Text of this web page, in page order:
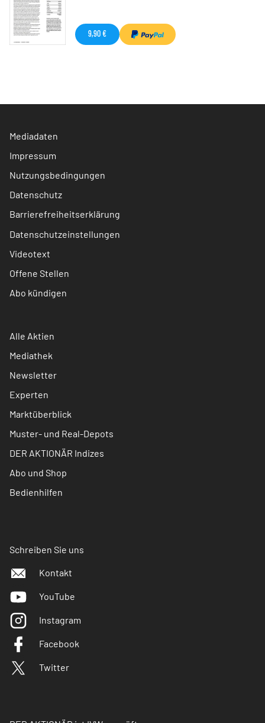
9,90 €
Mediadaten
Impressum
Nutzungsbedingungen
Datenschutz
Barrierefreiheitserklärung
Datenschutzeinstellungen
Videotext
Offene Stellen
Abo kündigen
Alle Aktien
Mediathek
Newsletter
Experten
Marktüberblick
Muster- und Real-Depots
DER AKTIONÄR Indizes
Abo und Shop
Bedienhilfen
Schreiben Sie uns
Kontakt
YouTube
Instagram
Facebook
Twitter